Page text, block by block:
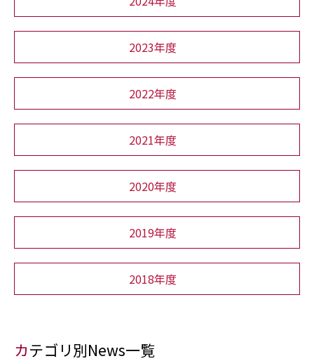
2023年度
2022年度
2021年度
2020年度
2019年度
2018年度
カテゴリ別News一覧